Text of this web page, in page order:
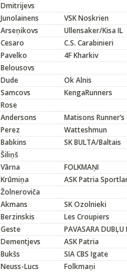
Dmitrijevs
Junolainens
VSK Noskrien
Arseņikovs
Ullensaker/Kisa IL
Cesaro
C.S. Carabinieri
Pavelko
4F Kharkiv
Belousovs
Dude
Ok Alnis
Samcovs
KengaRunners
Rose
Andersons
Matisons Runner’s
Perez
Watteshmun
Babkins
SK BULTA/Baltais
Šiliņš
Vārna
FOLKMAŅI
Krūmiņa
ASK Patria
Žolneroviča
Akmans
SK Ozolnieki
Berzinskis
Les Croupiers
Geste
PAVASARA DUBĻU
Dementjevs
ASK Patria
Bukšs
SIA CBS Igate
Neuss-Lucs
Folkmaņi